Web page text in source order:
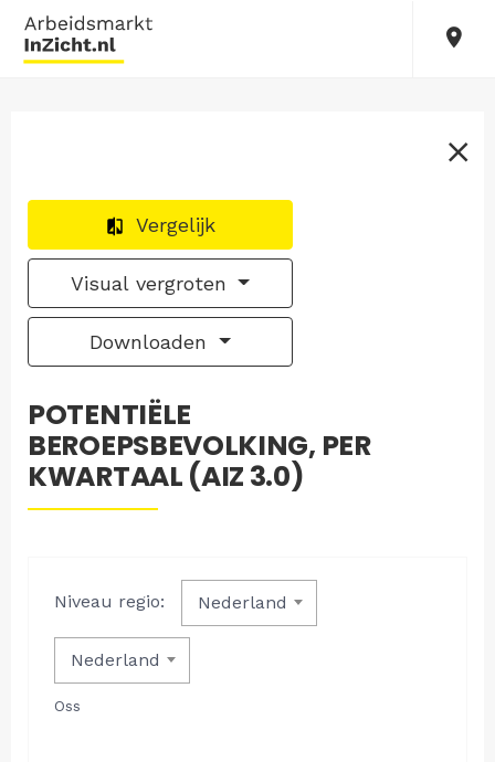
Vergelijk
Visual vergroten
Downloaden
POTENTIËLE
BEROEPSBEVOLKING, PER
KWARTAAL (AIZ 3.0)